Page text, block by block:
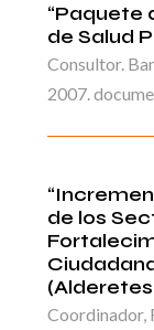
“Paquete
de Salud
Consultor.
2007.
de los
Coordinador,